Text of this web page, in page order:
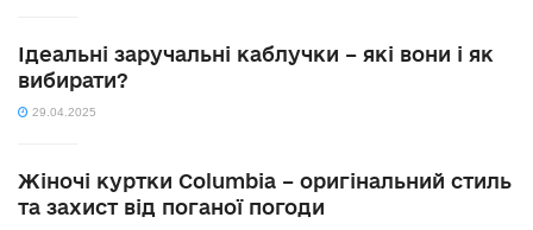
Ідеальні заручальні каблучки – які вони і як
вибирати?
29.04.2025
Жіночі куртки Columbia – оригінальний стиль
та захист від поганої погоди